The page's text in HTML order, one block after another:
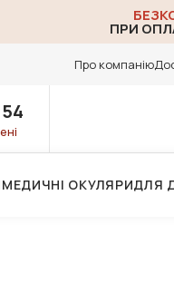
ПРИ
Про компанію
МЕДИЧНІ ОКУЛЯРИДЛЯ